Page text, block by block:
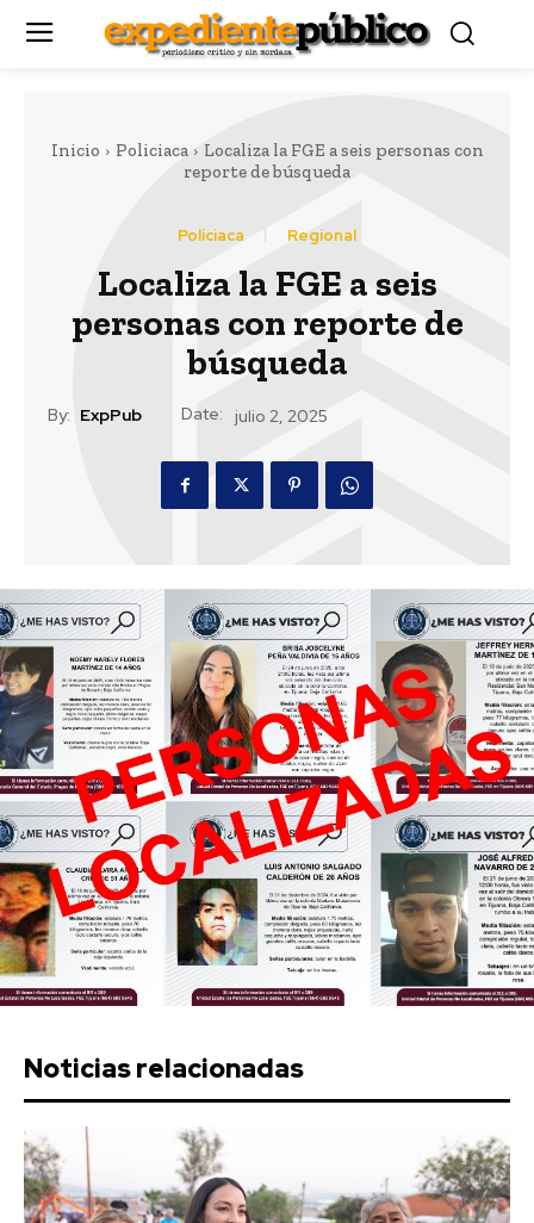
Inicio Policiaca
Localiza la FGE a seis personas con
reporte de búsqueda
Policiaca Regional
Localiza la FGE a seis
personas con reporte de
búsqueda
By: ExpPub Date: julio 2, 2025
Noticias relacionadas